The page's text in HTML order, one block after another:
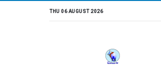
THU 06 AUGUST 2026